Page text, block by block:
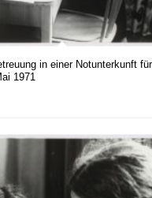
in einer Notunterkunft
1971